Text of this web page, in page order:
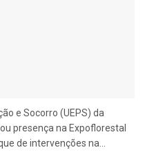
e Socorro (UEPS) da
presença na Expoflorestal
de intervenções na...